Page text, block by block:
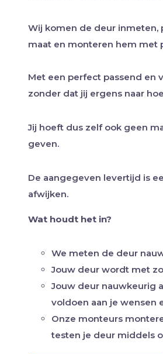
Wij komen de deur inmeten,
maat en monteren hem met
Met een perfect passend en
zonder dat jij ergens naar
Jij hoeft dus zelf ook geen
geven.
De aangegeven levertijd is
afwijken.
Wat houdt het in?
We meten de deur
Jouw deur wordt met
Jouw deur nauwkeurig
voldoen aan je wensen
Onze monteurs
testen je deur middels